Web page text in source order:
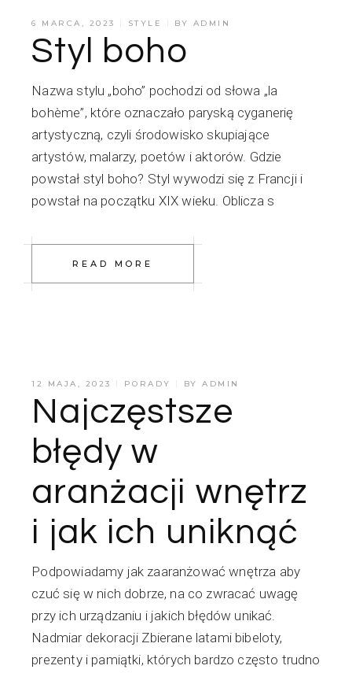
6 MARCA, 2023 STYLE BY ADMIN
Styl boho
Nazwa stylu „boho” pochodzi od słowa „la
bohème”, które oznaczało paryską cyganerię
artystyczną, czyli środowisko skupiające
artystów, malarzy, poetów i aktorów. Gdzie
powstał styl boho? Styl wywodzi się z Francji i
powstał na początku XIX wieku. Oblicza s
READ MORE
12 MAJA, 2023 PORADY BYADMIN
Najczęstsze
błędy w
aranżacji wnętrz
i jak ich uniknąć
Podpowiadamy jak zaaranżować wnętrza aby
czuć się w nich dobrze, na co zwracać uwagę
przy ich urządzaniu i jakich błędów unikać.
Nadmiar dekoracji Zbierane latami bibeloty,
prezenty i pamiątki, których bardzo często trudno